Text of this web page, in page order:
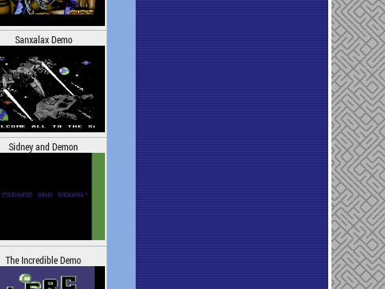
Sanxalax Demo
Sidney and Demon
The Incredible Demo